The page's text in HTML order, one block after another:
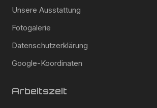
Unsere Ausstattung
Fotogalerie
Datenschutzerklärung
Google-Koordinaten
Arbeitszeit